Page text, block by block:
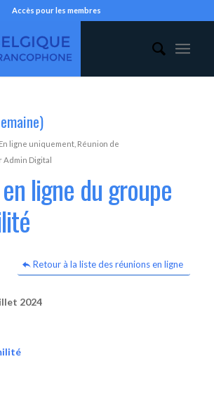
Accès pour les membres
En ligne uniquement, Réunion de
Admin Digital
ligne du groupe
Retour à la liste des réunions en ligne
2024